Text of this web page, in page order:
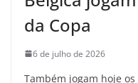
da Copa
6 de julho de 2026
Também jogam hoje